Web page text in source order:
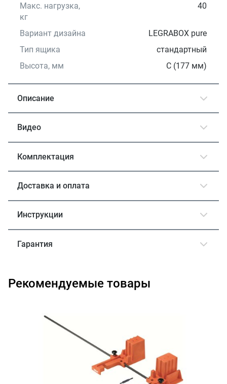
Макс. нагрузка,
кг
40
Вариант дизайна
LEGRABOX pure
Тип ящика
стандартный
Высота, мм
C (177 мм)
Описание
Видео
Комплектация
Доставка и оплата
Инструкции
Гарантия
Рекомендуемые товары